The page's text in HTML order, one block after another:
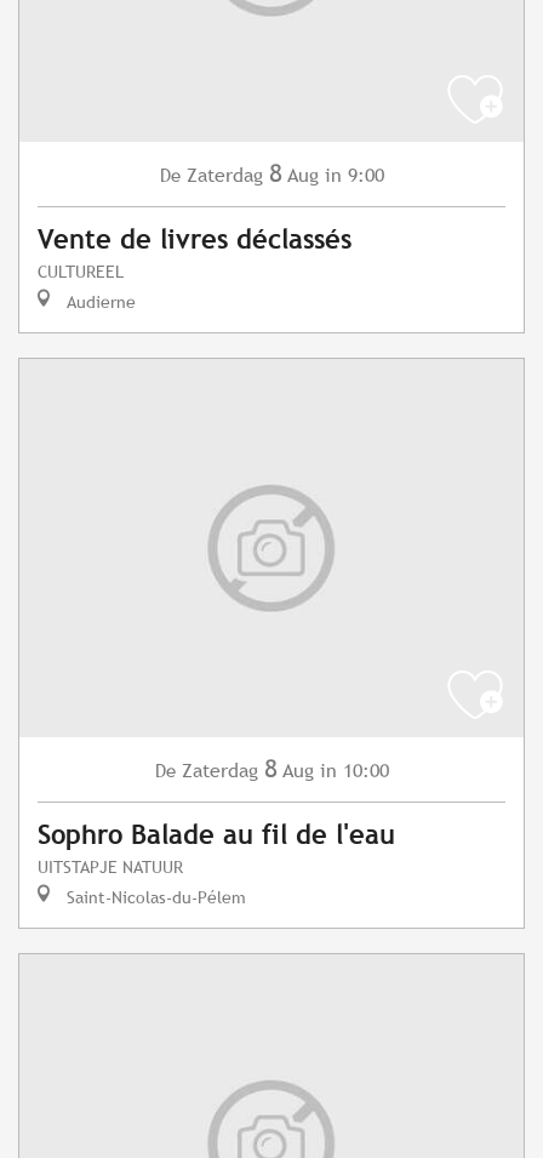
De Zaterdag 8 Aug in 9:00
Vente de livres déclassés
CULTUREEL
Audierne
De Zaterdag 8 Aug in 10:00
Sophro Balade au fil de l'eau
UITSTAPJE NATUUR
Saint-Nicolas-du-Pélem